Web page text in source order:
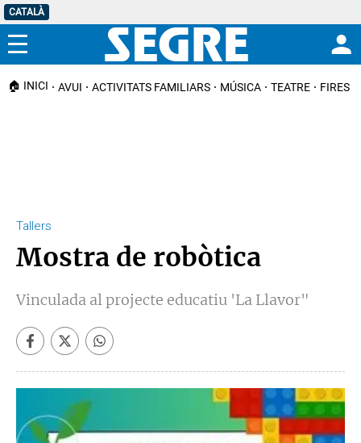
CATALÀ
Menú
🏠 INICI AVUI ACTIVITATS FAMILIARS MÚSICA TEATRE FIRES I
Tallers
Mostra de robòtica
Vinculada al projecte educatiu 'La Llavor"